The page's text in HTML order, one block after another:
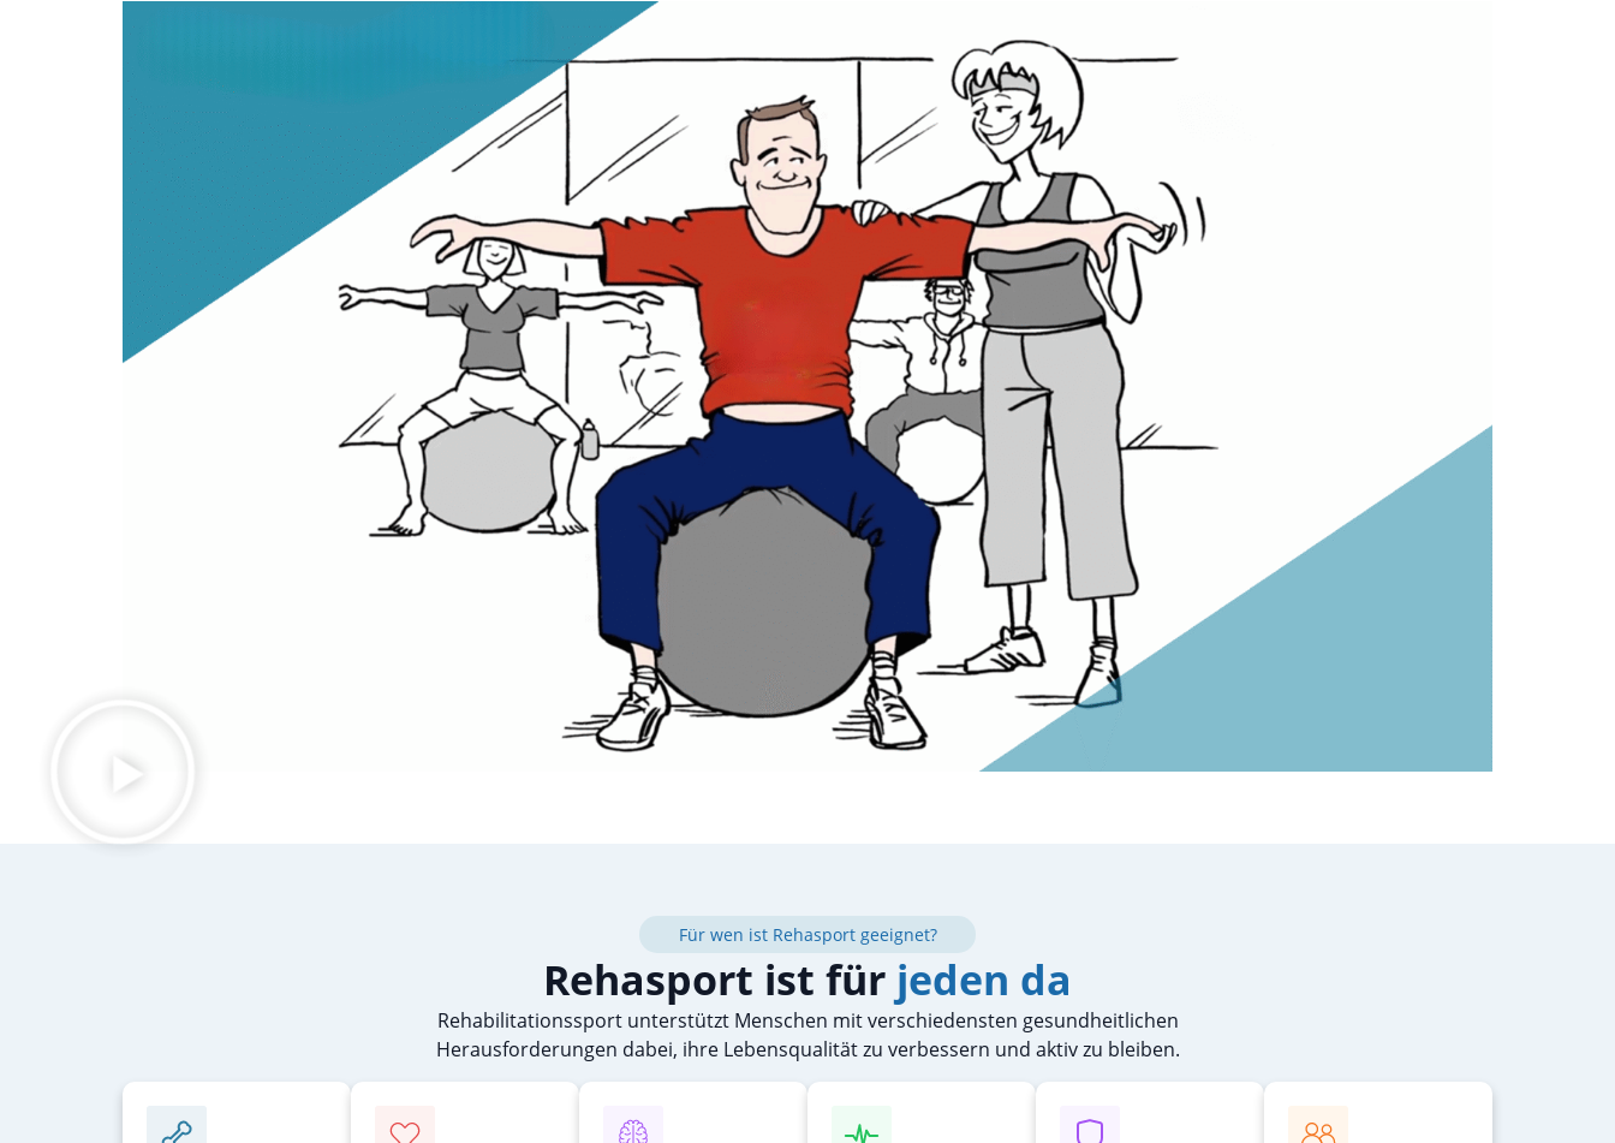
Für wen ist Rehasport geeignet?
Rehasport ist für jeden da
Rehabilitationssport unterstützt Menschen mit verschiedensten gesundheitlichen
Herausforderungen dabei, ihre Lebensqualität zu verbessern und aktiv zu bleiben.